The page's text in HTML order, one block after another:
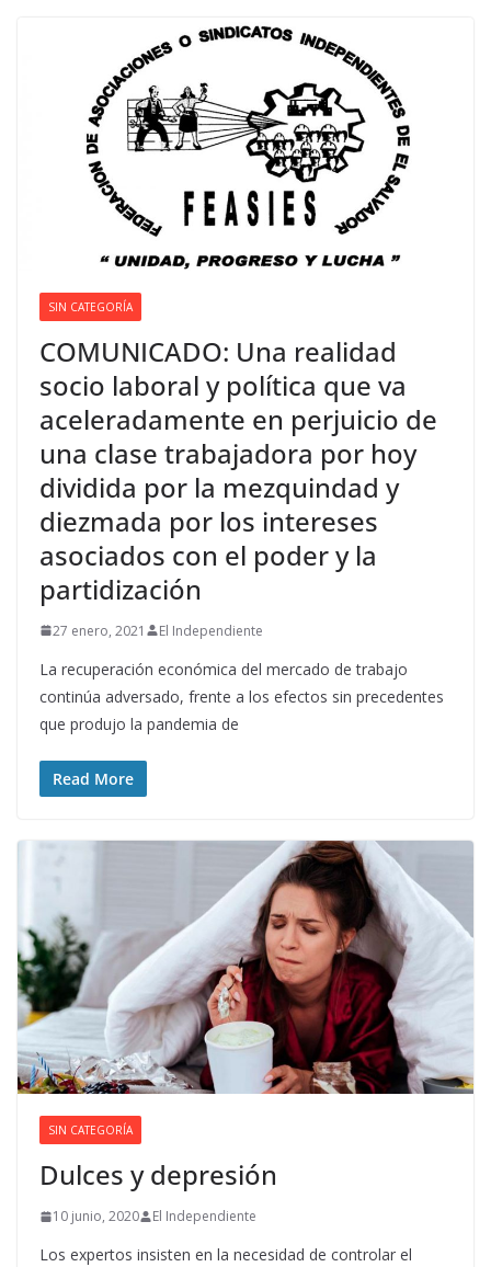
SIN CATEGORÍA
COMUNICADO: Una realidad
socio laboral y política que va
aceleradamente en perjuicio de
una clase trabajadora por hoy
dividida por la mezquindad y
diezmada por los intereses
asociados con el poder y la
partidización
27 enero, 2021 El Independiente
La recuperación económica del mercado de trabajo
continúa adversado, frente a los efectos sin precedentes
que produjo la pandemia de
Read More
SIN CATEGORÍA
Dulces y depresión
10 junio, 2020 El Independiente
Los expertos insisten en la necesidad de controlar el